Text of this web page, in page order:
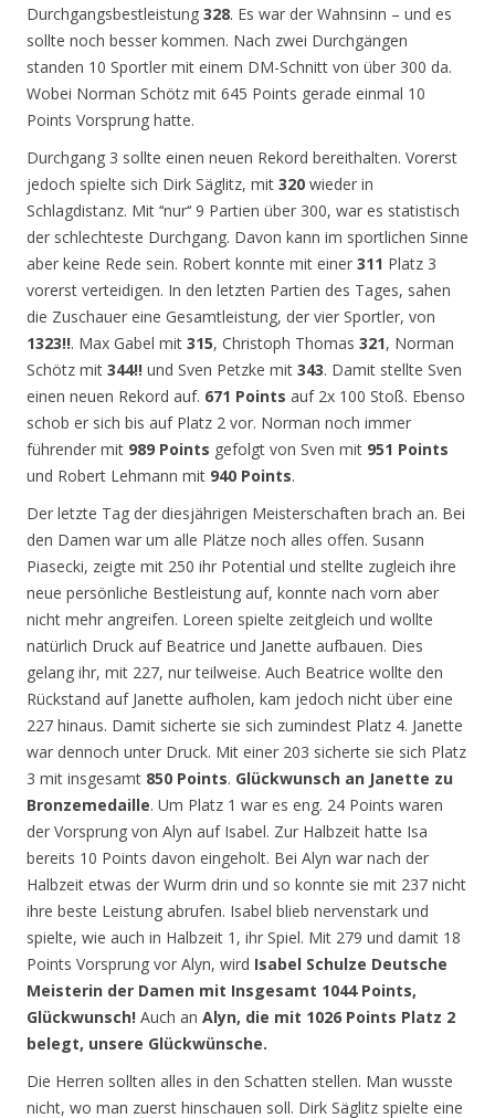
Durchgangsbestleistung 328. Es war der Wahnsinn – und es
sollte noch besser kommen. Nach zwei Durchgängen
standen 10 Sportler mit einem DM-Schnitt von über 300 da.
Wobei Norman Schötz mit 645 Points gerade einmal 10
Points Vorsprung hatte.
Durchgang 3 sollte einen neuen Rekord bereithalten. Vorerst
jedoch spielte sich Dirk Säglitz, mit 320 wieder in
Schlagdistanz. Mit ‘‘nur‘‘ 9 Partien über 300, war es statistisch
der schlechteste Durchgang. Davon kann im sportlichen Sinne
aber keine Rede sein. Robert konnte mit einer 311 Platz 3
vorerst verteidigen. In den letzten Partien des Tages, sahen
die Zuschauer eine Gesamtleistung, der vier Sportler, von
1323!!. Max Gabel mit 315, Christoph Thomas 321, Norman
Schötz mit 344!! und Sven Petzke mit 343. Damit stellte Sven
einen neuen Rekord auf. 671 Points auf 2x 100 Stoß. Ebenso
schob er sich bis auf Platz 2 vor. Norman noch immer
führender mit 989 Points gefolgt von Sven mit 951 Points
und Robert Lehmann mit 940 Points.
Der letzte Tag der diesjährigen Meisterschaften brach an. Bei
den Damen war um alle Plätze noch alles offen. Susann
Piasecki, zeigte mit 250 ihr Potential und stellte zugleich ihre
neue persönliche Bestleistung auf, konnte nach vorn aber
nicht mehr angreifen. Loreen spielte zeitgleich und wollte
natürlich Druck auf Beatrice und Janette aufbauen. Dies
gelang ihr, mit 227, nur teilweise. Auch Beatrice wollte den
Rückstand auf Janette aufholen, kam jedoch nicht über eine
227 hinaus. Damit sicherte sie sich zumindest Platz 4. Janette
war dennoch unter Druck. Mit einer 203 sicherte sie sich Platz
3 mit insgesamt 850 Points. Glückwunsch an Janette zu
Bronzemedaille. Um Platz 1 war es eng. 24 Points waren
der Vorsprung von Alyn auf Isabel. Zur Halbzeit hatte Isa
bereits 10 Points davon eingeholt. Bei Alyn war nach der
Halbzeit etwas der Wurm drin und so konnte sie mit 237 nicht
ihre beste Leistung abrufen. Isabel blieb nervenstark und
spielte, wie auch in Halbzeit 1, ihr Spiel. Mit 279 und damit 18
Points Vorsprung vor Alyn, wird Isabel Schulze Deutsche
Meisterin der Damen mit Insgesamt 1044 Points,
Glückwunsch! Auch an Alyn, die mit 1026 Points Platz 2
belegt, unsere Glückwünsche.
Die Herren sollten alles in den Schatten stellen. Man wusste
nicht, wo man zuerst hinschauen soll. Dirk Säglitz spielte eine